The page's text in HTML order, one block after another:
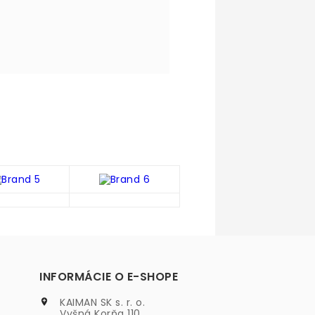
INFORMÁCIE O E-SHOPE

KAIMAN SK s. r. o.